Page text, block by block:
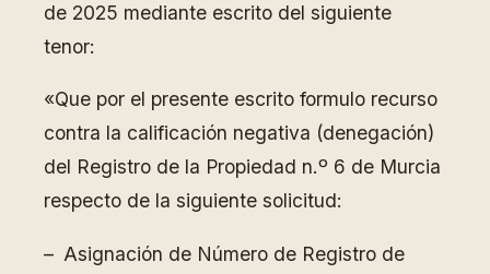
de 2025 mediante escrito del siguiente
tenor:
«Que por el presente escrito formulo recurso
contra la calificación negativa (denegación)
del Registro de la Propiedad n.º 6 de Murcia
respecto de la siguiente solicitud:
– Asignación de Número de Registro de